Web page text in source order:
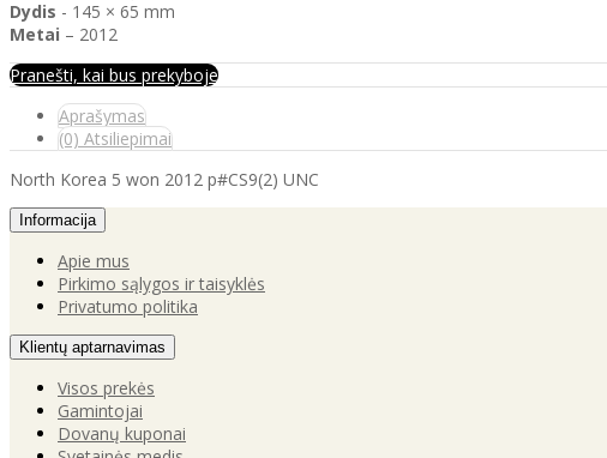
Dydis - 145 × 65 mm
Metai – 2012
Pranešti, kai bus prekyboje
Aprašymas
(0) Atsiliepimai
North Korea 5 won 2012 p#CS9(2) UNC
Informacija
Apie mus
Pirkimo sąlygos ir taisyklės
Privatumo politika
Klientų aptarnavimas
Visos prekės
Gamintojai
Dovanų kuponai